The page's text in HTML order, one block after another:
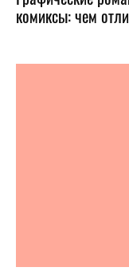
комиксы: чем